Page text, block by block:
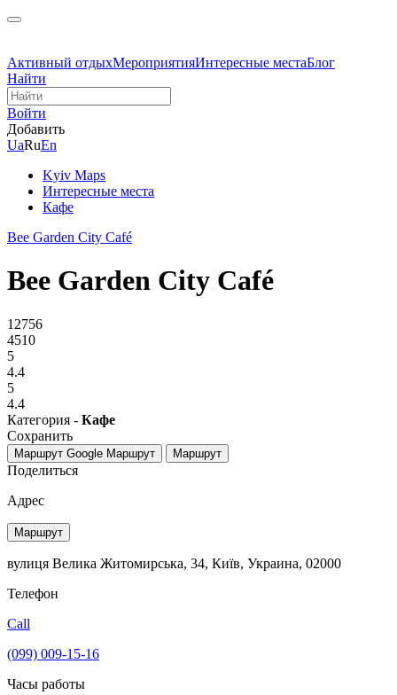
Активный отдыхМероприятияИнтересные местаБлог
Найти
Войти
Добавить
UaRuEn
Kyiv Maps
Интересные места
Кафе
Bee Garden City Café
Bee Garden City Café
12756
4510
5
4.4
5
4.4
Категория - Кафе
Сохранить
Маршрут Google Маршрут Маршрут
Поделиться
Адрес
Маршрут
вулиця Велика Житомирська, 34, Київ, Украина, 02000
Телефон
Call
(099) 009-15-16
Часы работы